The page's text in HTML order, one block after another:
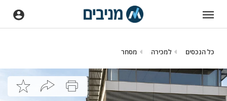
כל הנכסים למכירה מסחר